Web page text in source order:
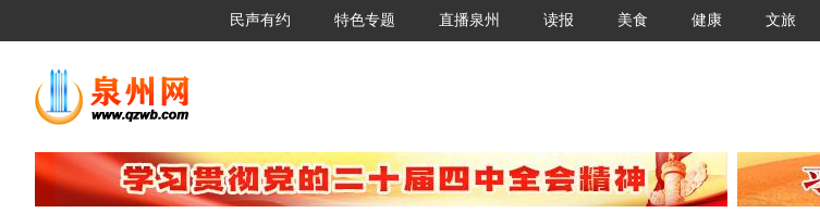
民声有约 特色专题 直播泉州 读报 美食 健康 文旅